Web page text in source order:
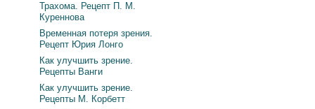
Трахома. Рецепт П. М.
Куреннова
Временная потеря зрения.
Рецепт Юрия Лонго
Как улучшить зрение.
Рецепты Ванги
Как улучшить зрение.
Рецепты М. Корбетт